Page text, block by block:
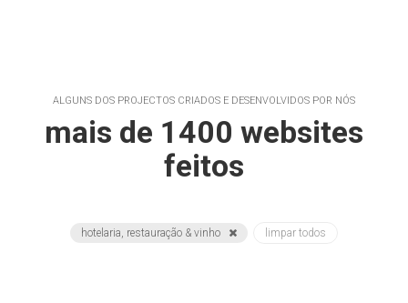
ALGUNS DOS PROJECTOS CRIADOS E DESENVOLVIDOS POR NÓS
mais de 1400 websites
feitos
hotelaria, restauração & vinho limpar todos